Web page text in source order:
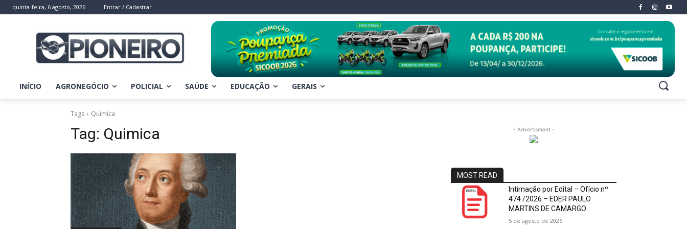
quinta-feira, 6 agosto, 2026 Entrar / Cadastrar
INÍCIO AGRONEGÓCIO POLICIAL SAÚDE EDUCAÇÃO GERAIS
Tags Quimica
Tag: Quimica - Advertisment -
MOST READ
Intimação por Edital – Ofício nº
474 /2026 – EDER PAULO
MARTINS DE CAMARGO
5 de agosto de 2026